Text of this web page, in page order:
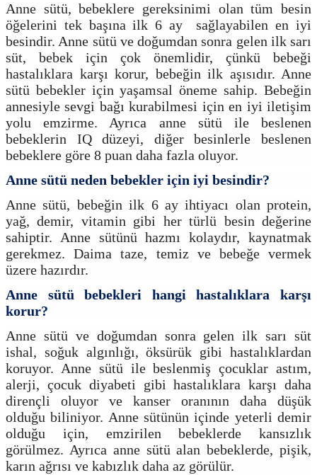
Anne sütü, bebeklere gereksinimi olan tüm besin
öğelerini tek başına ilk 6 ay sağlayabilen en iyi
besindir. Anne sütü ve doğumdan sonra gelen ilk sarı
süt, bebek için çok önemlidir, çünkü bebeği
hastalıklara karşı korur, bebeğin ilk aşısıdır. Anne
sütü bebekler için yaşamsal öneme sahip. Bebeğin
annesiyle sevgi bağı kurabilmesi için en iyi iletişim
yolu emzirme. Ayrıca anne sütü ile beslenen
bebeklerin IQ düzeyi, diğer besinlerle beslenen
bebeklere göre 8 puan daha fazla oluyor.
Anne sütü neden bebekler için iyi besindir?
Anne sütü, bebeğin ilk 6 ay ihtiyacı olan protein,
yağ, demir, vitamin gibi her türlü besin değerine
sahiptir. Anne sütünü hazmı kolaydır, kaynatmak
gerekmez. Daima taze, temiz ve bebeğe vermek
üzere hazırdır.
Anne sütü bebekleri hangi hastalıklara karşı
korur?
Anne sütü ve doğumdan sonra gelen ilk sarı süt
ishal, soğuk algınlığı, öksürük gibi hastalıklardan
koruyor. Anne sütü ile beslenmiş çocuklar astım,
alerji, çocuk diyabeti gibi hastalıklara karşı daha
dirençli oluyor ve kanser oranının daha düşük
olduğu biliniyor. Anne sütünün içinde yeterli demir
olduğu için, emzirilen bebeklerde kansızlık
görülmez. Ayrıca anne sütü alan bebeklerde, pişik,
karın ağrısı ve kabızlık daha az görülür.